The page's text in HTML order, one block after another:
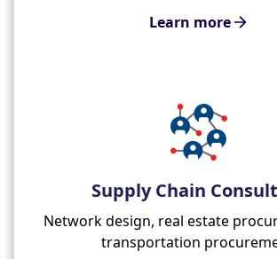
Learn more
Supply Chain
Network design, real estate
transportation